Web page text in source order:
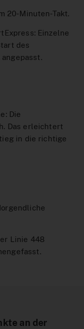
20-Minuten-Takt.
Einzelne
des
Die
Das erleichtert
in die richtige
Linie 448
an der